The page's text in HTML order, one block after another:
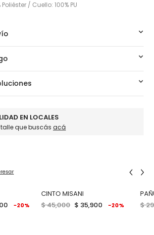
/ Cuello: 100% PU
EN LOCALES
que buscás acá
-20%
CINTO MISANI
$ 45,000 $ 35,900 -20%
$